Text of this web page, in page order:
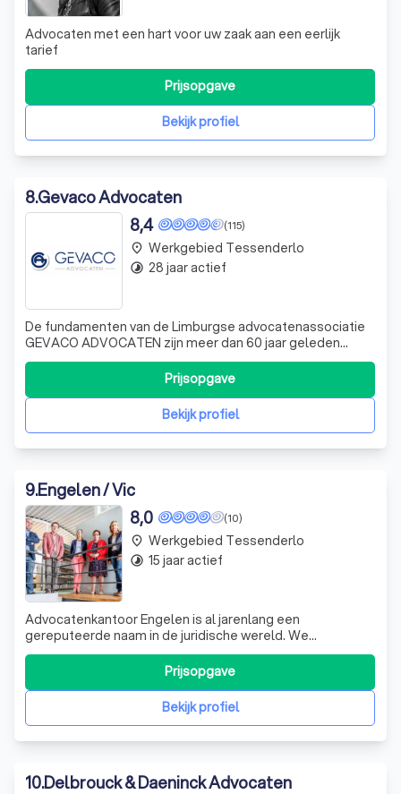
Advocaten met een hart voor uw zaak aan een eerlijk
tarief
Bekijk profiel
Prijsopgave
8.Gevaco Advocaten
(115)
8,4
De fundamenten van de Limburgse advocatenassociatie
GEVACO ADVOCATEN zijn meer dan 60 jaar geleden
gelegd. Toen opende mr. Hubert Geyskens een
advocatenkantoor te Beringen. In 1970 stichtte mr. Hubert
Geyskens en mr. Alfons Vandeurzen één van de eerste
advocatenassociaties in Limburg. Onze naam ver
Bekijk profiel
Prijsopgave
place Werkgebied Tessenderlo
timelapse 28 jaar actief
9.Engelen / Vic
(10)
8,0
Advocatenkantoor Engelen is al jarenlang een
gereputeerde naam in de juridische wereld. We
behandelen de dossiers van onze cliënten steeds op een
zorgvuldige, nauwkeurige en persoonlijke manier. Onze
dossierkennis zorgt ervoor dat we telkens weer de best
mogelijke strategie ontwikkelen voor ieder di
Bekijk profiel
Prijsopgave
place Werkgebied Tessenderlo
timelapse 15 jaar actief
10.Delbrouck & Daeninck Advocaten